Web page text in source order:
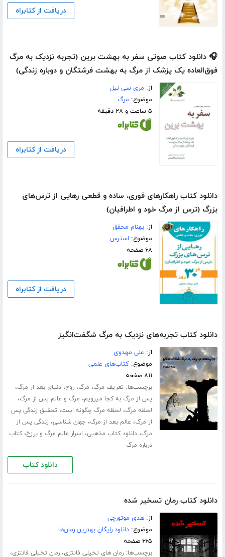
دریافت از کتابراه
🎧 دانلود کتاب صوتی سفر به بهشت برین (تجربه نزدیک به مرگ
فوق‌العاده یک پزشک از مرگ به بهشت فرشتگان و دوباره زندگی)
از: مری سی نیل
موضوع: مرگ
۵ ساعت و ۲۸ دقیقه
دریافت از کتابراه
دانلود کتاب راهکارهای فوری، ساده و قطعی رهایی از ترس‌های
بزرگ (ترس از مرگ خود و اطرافیان)
از:بهنام محقق
موضوع: استرس
۶۸ صفحه
دریافت از کتابراه
دانلود کتاب تجربه‌های نزدیک به مرگ شگفت‌انگیز
از: علی مهدوی
موضوع:کتاب‌های علمی
۸۱۱ صفحه
برچسب‌ها: تعریف مرگ، مرگ،روح،دنیای بعد از مرگ،
پس از مرگ به کجا میرویم، مرگ و عالم پس از مرگ،
لحظه مرگ، لحظه مرگ چگونه است، تحقیق زندگی پس
از مرگ، عالم بعد از مرگ، جهان شناسی، زندگی پس از
مرگ،دانلود کتاب مذهبی، اسرار عالم مرگ و برزخ،کتاب
درباره مرگ
دانلود کتاب
دانلود کتاب رمان تسخیر شده
از:هدی موتورچی
موضوع:دانلود رایگان بهترین رمان‌ها
۶۶۵ صفحه
برچسب‌ها:رمان های تخیلی فانتزی،رمان تخیلی فانتزی،